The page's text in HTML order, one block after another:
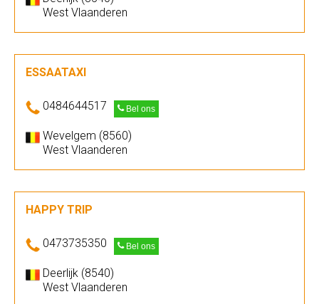
West Vlaanderen
ESSAATAXI
0484644517 Bel ons
Wevelgem (8560)
West Vlaanderen
HAPPY TRIP
0473735350 Bel ons
Deerlijk (8540)
West Vlaanderen